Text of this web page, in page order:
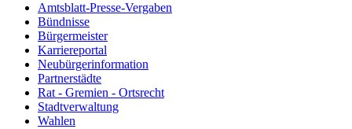
Amtsblatt-Presse-Vergaben
Bündnisse
Bürgermeister
Karriereportal
Neubürgerinformation
Partnerstädte
Rat - Gremien - Ortsrecht
Stadtverwaltung
Wahlen